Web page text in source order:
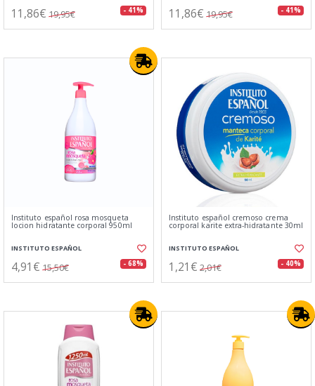
11,86€ 19,95€ - 41% 11,86€ 19,95€ - 41%
Instituto español rosa mosqueta
locion hidratante corporal 950ml
INSTITUTO ESPAÑOL
4,91€ 15,50€ - 68%
Instituto español cremoso crema
corporal karite extra-hidratante 30ml
INSTITUTO ESPAÑOL
1,21€ 2,01€ - 40%